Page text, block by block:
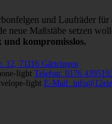
und Laufräder für
neue Maßstäbe setzen
und kompromisslos.
12, 71116 Gärtringen
Telefon: 0176
E-Mail: